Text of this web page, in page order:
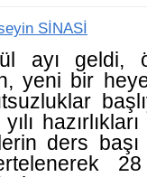
SİNASİ
ayı geldi,
yeni bir
ders